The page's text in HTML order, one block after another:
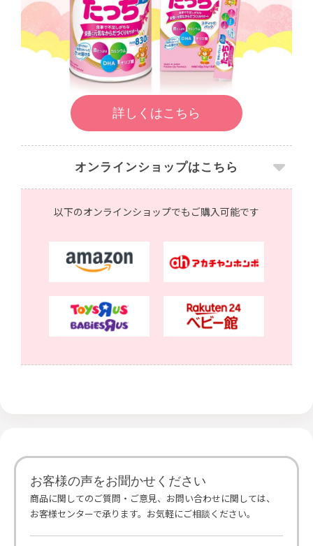
詳しくはこちら
オンラインショップはこちら
以下のオンラインショップでもご購入可能です
お客様の声をお聞かせください
商品に関してのご質問・ご意見、お問い合わせに関しては、
お客様センターで承ります。お気軽にご相談ください。